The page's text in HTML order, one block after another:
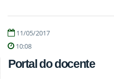
11/05/2017
10:08
Portal do docente